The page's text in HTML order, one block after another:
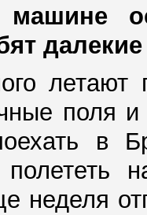
далекие
поля
в
неделя